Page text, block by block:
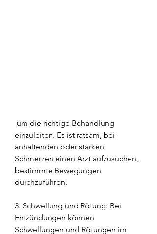
einzuleiten. Es ist ratsam, bei
anhaltenden oder starken
Schmerzen einen Arzt aufzusuchen,
bestimmte Bewegungen
durchzuführen.
3. Schwellung und Rötung: Bei
Entzündungen können
Schwellungen und Rötungen im